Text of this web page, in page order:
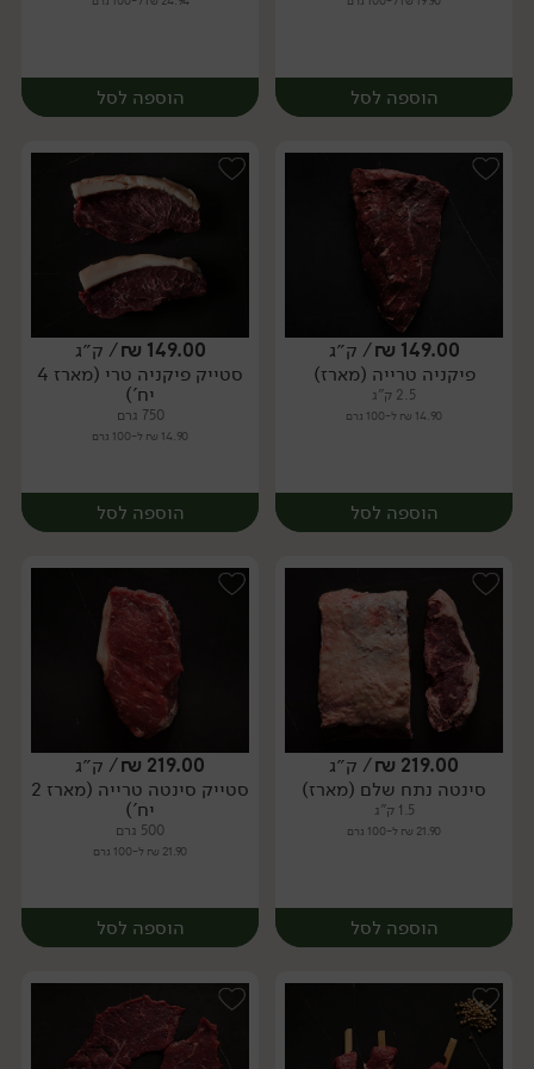
הוספה לסל
מארז
הוספה לסל
יח׳
149.00
₪/ ק״ג
פיקניה טרייה (מארז)
2.5 ק"ג
14.90 ₪ ל-100 גרם
הוספה לסל
מארז
149.00
₪/ ק״ג
סטייק פיקניה טרי (מארז 4
יח')
750 גרם
14.90 ₪ ל-100 גרם
הוספה לסל
מארז
219.00
₪/ ק״ג
סינטה נתח שלם (מארז)
1.5 ק"ג
21.90 ₪ ל-100 גרם
הוספה לסל
219.00
₪/ ק״ג
סטייק סינטה טרייה (מארז 2
יח')
500 גרם
21.90 ₪ ל-100 גרם
הוספה לסל